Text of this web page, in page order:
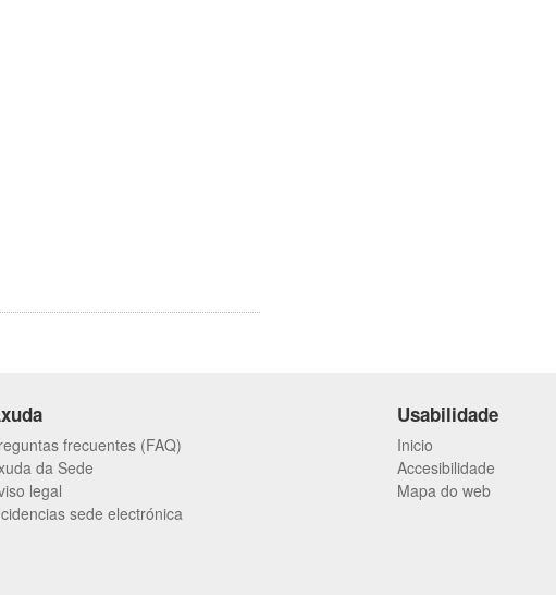
frecuentes (FAQ)
da Sede
legal
sede electrónica
Usabilidade
Inicio
Accesibilidade
Mapa do web